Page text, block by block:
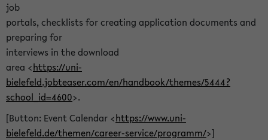
job
portals, checklists for creating application documents and
preparing for
interviews in the download
area <https://uni-
bielefeld.jobteaser.com/en/handbook/themes/5444?
school_id=4600>.
[Button: Event Calendar <https://www.uni-
bielefeld.de/themen/career-service/programm/>]